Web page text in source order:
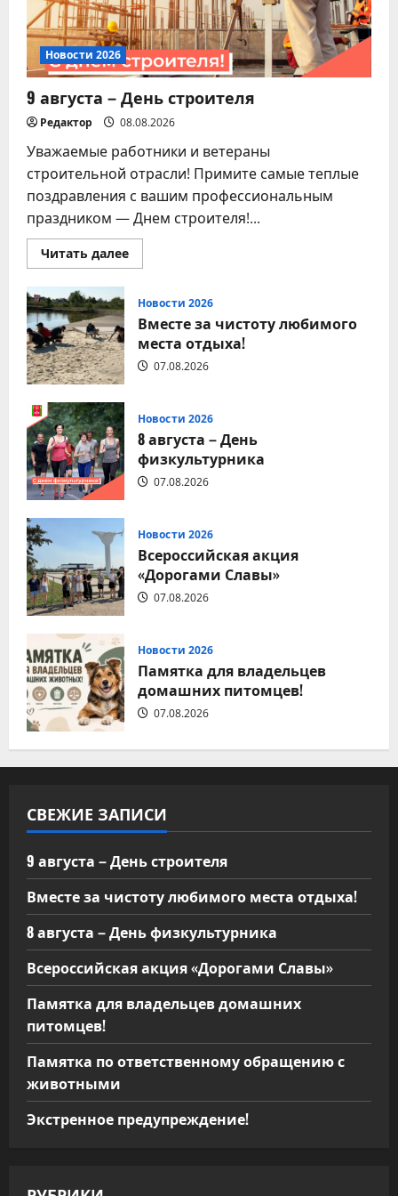
Новости 2026
9 августа – День строителя
Редактор 08.08.2026
Уважаемые работники и ветераны
строительной отрасли! Примите самые теплые
поздравления с вашим профессиональным
праздником — Днем строителя!...
Читать далееПрочитать
больше
августа
День
строителя
Новости 2026
Вместе за чистоту любимого
места отдыха!
07.08.2026
Новости 2026
8 августа – День
физкультурника
07.08.2026
Новости 2026
Всероссийская акция
«Дорогами Славы»
07.08.2026
Новости 2026
Памятка для владельцев
домашних питомцев!
07.08.2026
СВЕЖИЕ ЗАПИСИ
9 августа – День строителя
Вместе за чистоту любимого места отдыха!
8 августа – День физкультурника
Всероссийская акция «Дорогами Славы»
Памятка для владельцев домашних
питомцев!
Памятка по ответственному обращению с
животными
Экстренное предупреждение!